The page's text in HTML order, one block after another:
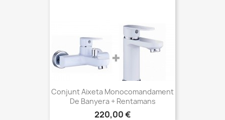
Conjunt Aixeta Monocomandament
De Banyera + Rentamans
Preu
220,00 €